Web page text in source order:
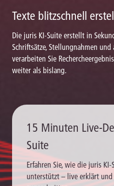
Texte blitzschnell
Die juris KI-Suite erstellt in
Schriftsätze, Stellungnahmen und
verarbeiten Sie
weiter als bislang.
15 Minuten Live-
Suite
Erfahren Sie, wie die juris
unterstützt – live erklärt und